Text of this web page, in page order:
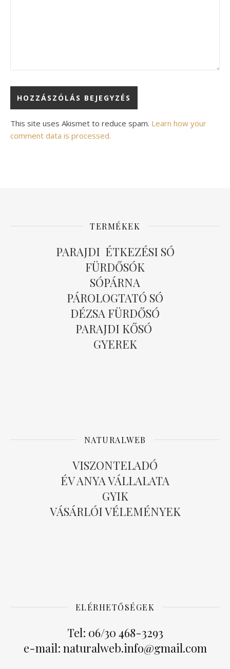
Alternative:
This site uses Akismet to reduce spam. Learn how your
comment data is processed.
TERMÉKEK
PARAJDI ÉTKEZÉSI SÓ
FÜRDŐSÓK
SÓPÁRNA
PÁROLOGTATÓ SÓ
DÉZSA FÜRDŐSÓ
PARAJDI KŐSÓ
GYEREK
NATURALWEB
VISZONTELADÓ
ÉV ANYA VÁLLALATA
GYIK
VÁSÁRLÓI VÉLEMÉNYEK
ELÉRHETŐSÉGEK
Tel: 06/30 468-3293
e-mail: naturalweb.info@gmail.com